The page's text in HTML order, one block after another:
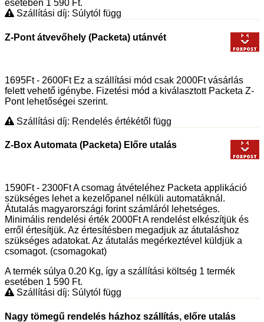
esetében 1 590 Ft.
Szállítási díj: Súlytól függ
Z-Pont átvevőhely (Packeta) utánvét
1695Ft - 2600Ft Ez a szállítási mód csak 2000Ft vásárlás
felett vehető igénybe. Fizetési mód a kiválasztott Packeta Z-
Pont lehetőségei szerint.
Szállítási díj: Rendelés értékétől függ
Z-Box Automata (Packeta) Előre utalás
1590Ft - 2300Ft A csomag átvételéhez Packeta applikáció
szükséges lehet a kezelőpanel nélküli automatáknál.
Átutalás magyarországi forint számláról lehetséges.
Minimális rendelési érték 2000Ft A rendelést elkészítjük és
erről értesítjük. Az értesítésben megadjuk az átutaláshoz
szükséges adatokat. Az átutalás megérkeztével küldjük a
csomagot. (csomagokat)
A termék súlya 0.20 Kg, így a szállítási költség 1 termék
esetében 1 590 Ft.
Szállítási díj: Súlytól függ
Nagy tömegű rendelés házhoz szállítás, előre utalás